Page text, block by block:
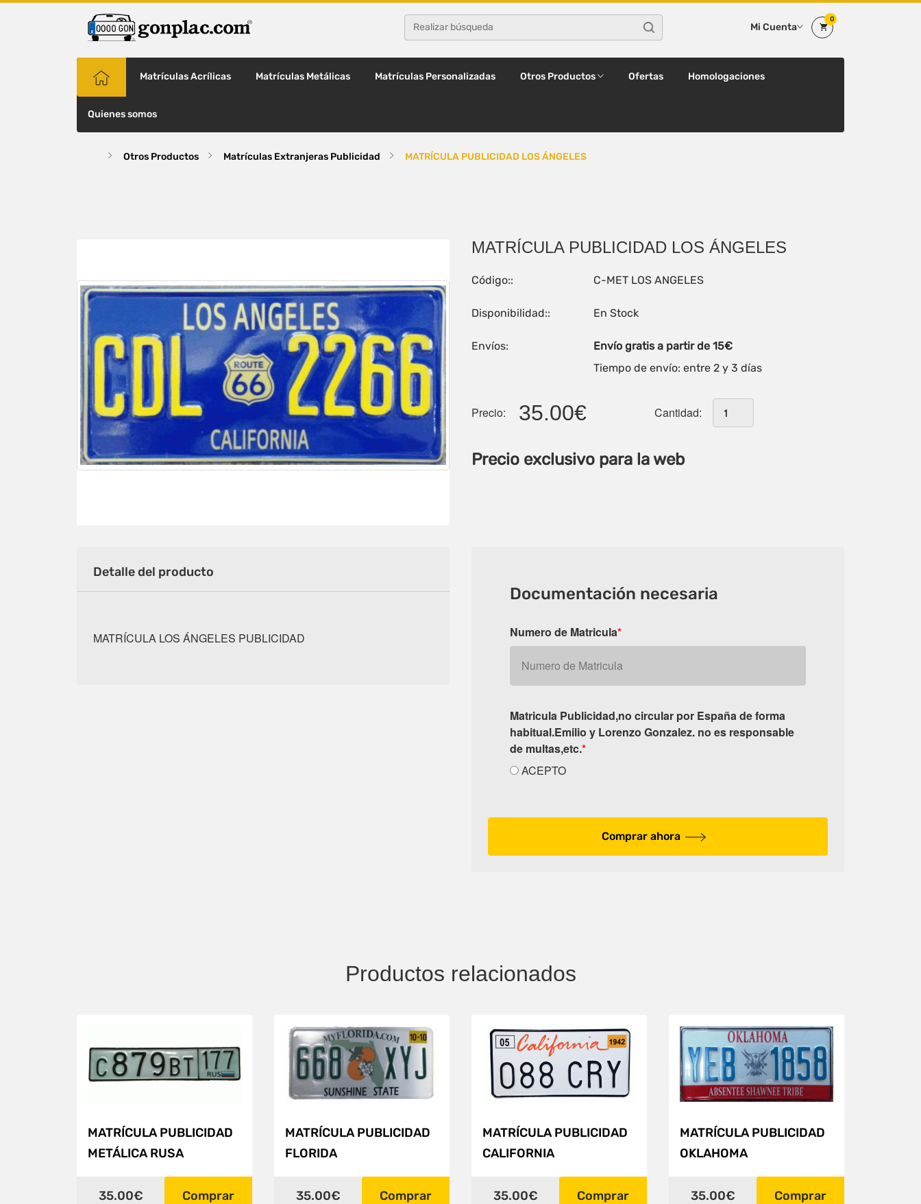
Mi Cuenta
0
Matrículas Acrílicas Matrículas Metálicas Matrículas Personalizadas Otros Productos Ofertas Homologaciones
Quienes somos
Otros Productos Matrículas Extranjeras Publicidad MATRÍCULA PUBLICIDAD LOS ÁNGELES
MATRÍCULA PUBLICIDAD LOS ÁNGELES
Código:: C-MET LOS ANGELES
Disponibilidad:: En Stock
Envíos:
Envío gratis a partir de 15€
Tiempo de envío: entre 2 y 3 días
Precio: 35.00€ Cantidad:
Precio exclusivo para la web
Detalle del producto
MATRÍCULA LOS ÁNGELES PUBLICIDAD
Documentación necesaria
Numero de Matricula*
Matricula Publicidad,no circular por España de forma
habitual.Emilio y Lorenzo Gonzalez. no es responsable
de multas,etc.*
ACEPTO
Comprar ahora
Productos relacionados
MATRÍCULA PUBLICIDAD
METÁLICA RUSA
35.00€ Comprar
MATRÍCULA PUBLICIDAD
FLORIDA
35.00€ Comprar
MATRÍCULA PUBLICIDAD
CALIFORNIA
35.00€ Comprar
MATRÍCULA PUBLICIDAD
OKLAHOMA
35.00€ Comprar